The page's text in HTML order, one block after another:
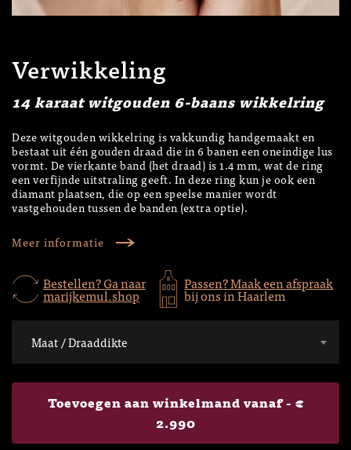
Verwikkeling
14 karaat witgouden 6-baans wikkelring
Deze witgouden wikkelring is vakkundig handgemaakt en
bestaat uit één gouden draad die in 6 banen een oneindige lus
vormt. De vierkante band (het draad) is 1.4 mm, wat de ring
een verfijnde uitstraling geeft. In deze ring kun je ook een
diamant plaatsen, die op een speelse manier wordt
vastgehouden tussen de banden (extra optie).
Meer informatie
Bestellen? Ga naar
marijkemul.shop
Passen? Maak een afspraak
bij ons in Haarlem
Maat / Draaddikte
Toevoegen aan winkelmand vanaf - €
2.990